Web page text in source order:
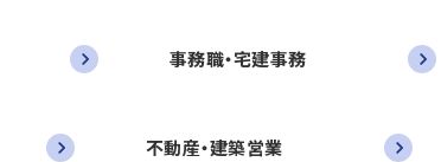
事務職・宅建事務
不動産・建築営業